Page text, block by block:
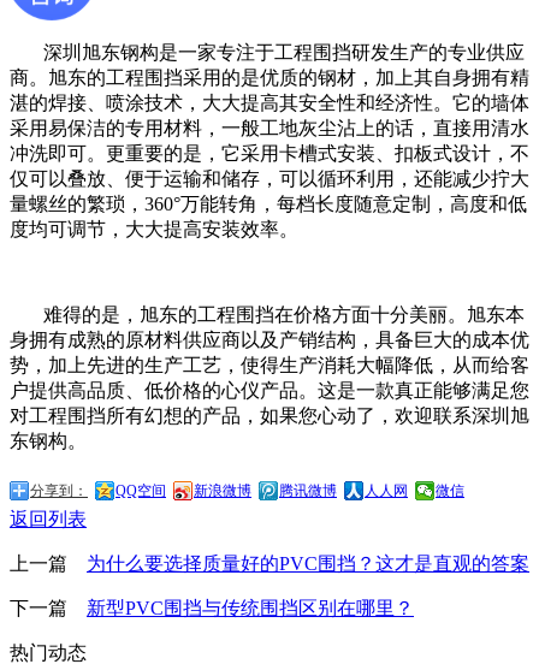
深圳旭东钢构是一家专注于工程围挡研发生产的专业供应
商。旭东的工程围挡采用的是优质的钢材，加上其自身拥有精
湛的焊接、喷涂技术，大大提高其安全性和经济性。它的墙体
采用易保洁的专用材料，一般工地灰尘沾上的话，直接用清水
冲洗即可。更重要的是，它采用卡槽式安装、扣板式设计，不
仅可以叠放、便于运输和储存，可以循环利用，还能减少拧大
量螺丝的繁琐， 360°万能转角，每档长度随意定制，高度和低
度均可调节，大大提高安装效率。
难得的是，旭东的工程围挡在价格方面十分美丽。旭东本
身拥有成熟的原材料供应商以及产销结构，具备巨大的成本优
势，加上先进的生产工艺，使得生产消耗大幅降低，从而给客
户提供高品质、低价格的心仪产品。这是一款真正能够满足您
对工程围挡所有幻想的产品，如果您心动了，欢迎联系深圳旭
东钢构。
分享到： QQ空间 新浪微博 腾讯微博 人人网 微信
返回列表
上一篇 为什么要选择质量好的PVC围挡？这才是直观的答案
下一篇 新型PVC围挡与传统围挡区别在哪里？
热门动态